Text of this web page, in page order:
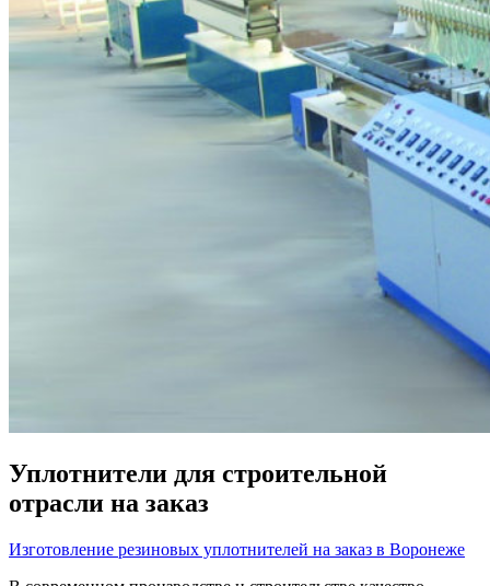
Уплотнители для строительной
отрасли на заказ
Изготовление резиновых уплотнителей на заказ в Воронеже